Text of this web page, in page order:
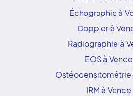
Échographie à
Doppler à
Radiographie à
EOS à Vence
Ostéodensitométrie
IRM à Vence